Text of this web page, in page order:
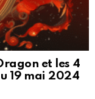
et les 4
19 mai 2024